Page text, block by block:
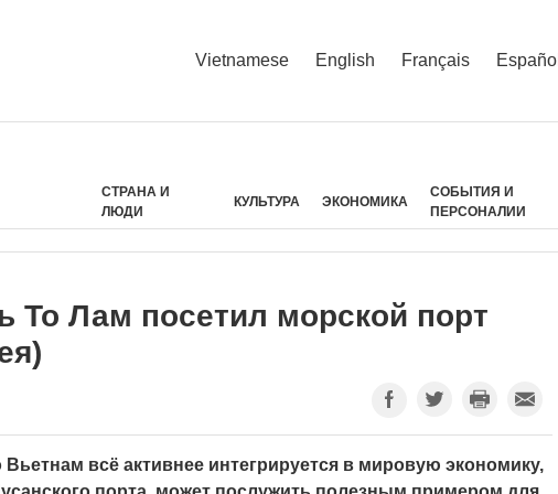
Vietnamese English Français Español
СТРАНА И
ЛЮДИ
КУЛЬТУРА ЭКОНОМИКА
СОБЫТИЯ И
ПЕРСОНАЛИИ
То Лам посетил морской порт
всё активнее интегрируется в мировую экономику,